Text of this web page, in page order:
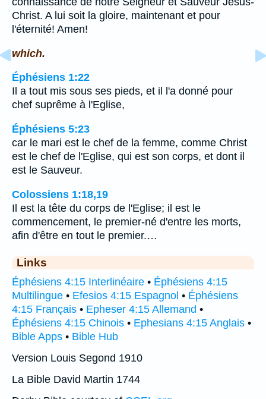
Christ. A lui soit la gloire, maintenant et pour
l'éternité! Amen!
which.
Éphésiens 1:22
Il a tout mis sous ses pieds, et il l'a donné pour
chef suprême à l'Eglise,
Éphésiens 5:23
car le mari est le chef de la femme, comme Christ
est le chef de l'Eglise, qui est son corps, et dont il
est le Sauveur.
Colossiens 1:18,19
Il est la tête du corps de l'Eglise; il est le
commencement, le premier-né d'entre les morts,
afin d'être en tout le premier.…
Links
Éphésiens 4:15 Interlinéaire • Éphésiens 4:15
Multilingue • Efesios 4:15 Espagnol • Éphésiens
4:15 Français • Epheser 4:15 Allemand •
Éphésiens 4:15 Chinois • Ephesians 4:15 Anglais •
Bible Apps • Bible Hub
Version Louis Segond 1910
La Bible David Martin 1744